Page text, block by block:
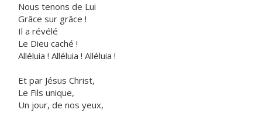
Nous tenons de Lui
Grâce sur grâce !
Il a révélé
Le Dieu caché !
Alléluia ! Alléluia ! Alléluia !
Et par Jésus Christ,
Le Fils unique,
Un jour, de nos yeux,